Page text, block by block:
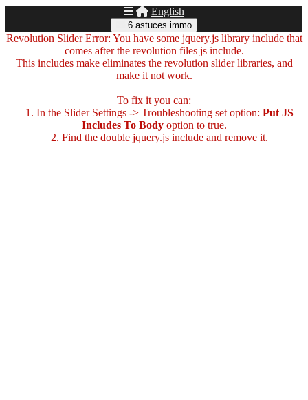
English
6 astuces immo
Revolution Slider Error: You have some jquery.js library include that
comes after the revolution files js include.
This includes make eliminates the revolution slider libraries, and
make it not work.
To fix it you can:
1. In the Slider Settings -> Troubleshooting set option: Put JS
Includes To Bodyoption to true.
2. Find the double jquery.js include and remove it.